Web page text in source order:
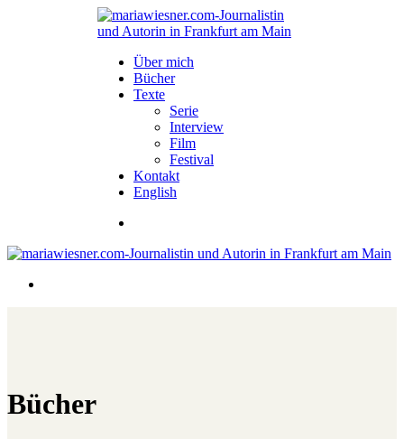
Über mich
Bücher
Texte
Serie
Interview
Film
Festival
Kontakt
English
Bücher